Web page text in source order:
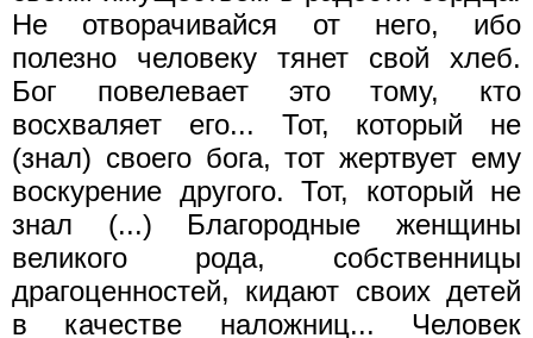
Не отворачивайся от него, ибо
полезно человеку тянет свой хлеб.
Бог повелевает это тому, кто
восхваляет его... Тот, который не
(знал) своего бога, тот жертвует ему
воскурение другого. Тот, который не
знал (...) Благородные женщины
великого рода, собственницы
драгоценностей, кидают своих детей
в качестве наложниц... Человек